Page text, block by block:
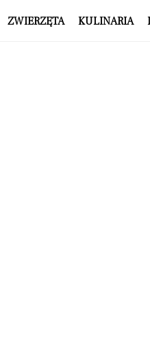
ZWIERZĘTA KULINARIA